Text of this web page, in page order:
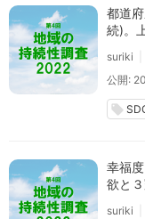
都道
続)。
suriki
公開:
local_offer
幸福
欲と
suriki